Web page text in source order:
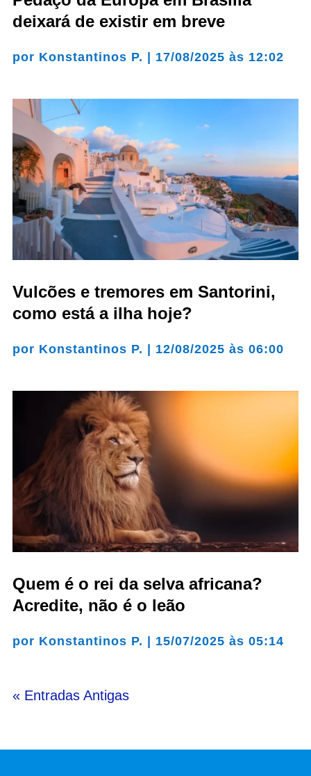
deixará de existir em breve
por Konstantinos P. | 17/08/2025 às 12:02
Vulcões e tremores em Santorini,
como está a ilha hoje?
por Konstantinos P. | 12/08/2025 às 06:00
Quem é o rei da selva africana?
Acredite, não é o leão
por Konstantinos P. | 15/07/2025 às 05:14
« Entradas Antigas